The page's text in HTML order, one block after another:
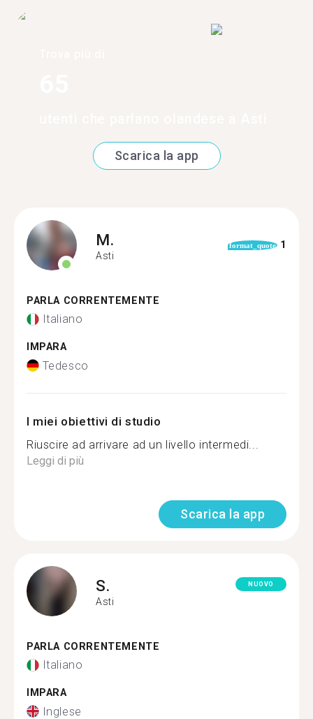
Scarica la app
M.
Asti
format_quote 1
PARLA CORRENTEMENTE
Italiano
IMPARA
Tedesco
I miei obiettivi di studio
Riuscire ad arrivare ad un livello intermedi...
Leggi di più
Scarica la app
S.
Asti
NUOVO
PARLA CORRENTEMENTE
Italiano
IMPARA
Inglese